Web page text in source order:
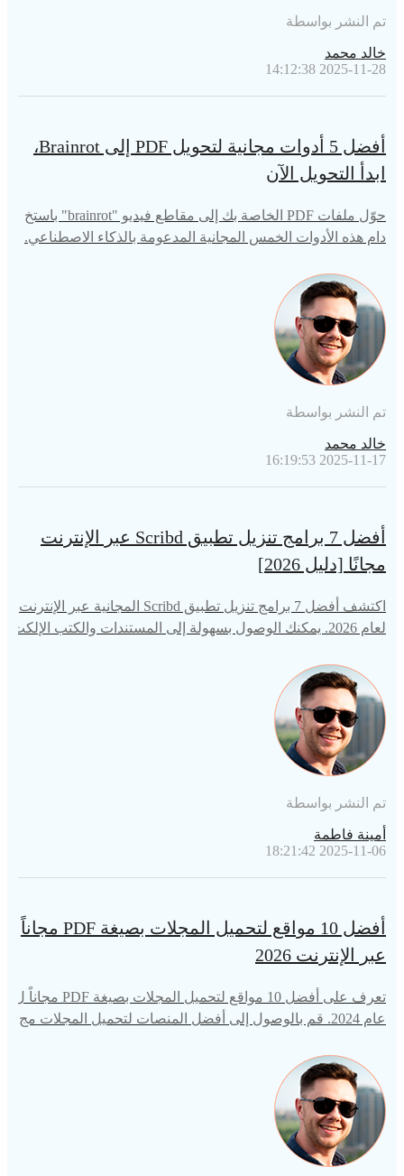
تم النشر بواسطة
خالد محمد
2025-11-28 14:12:38
أفضل 5 أدوات مجانية لتحويل PDF إلى Brainrot،
ابدأ التحويل الآن
حوّل ملفات PDF الخاصة بك إلى مقاطع فيديو "brainrot" باستخ
دام هذه الأدوات الخمس المجانية المدعومة بالذكاء الاصطناعي.
تم النشر بواسطة
خالد محمد
2025-11-17 16:19:53
أفضل 7 برامج تنزيل تطبيق Scribd عبر الإنترنت
مجانًا [دليل 2026]
اكتشف أفضل 7 برامج تنزيل تطبيق Scribd المجانية عبر الإنترنت
لعام 2026. يمكنك الوصول بسهولة إلى المستندات والكتب الإلكت
تم النشر بواسطة
أمينة فاطمة
2025-11-06 18:21:42
أفضل 10 مواقع لتحميل المجلات بصيغة PDF مجاناً
عبر الإنترنت 2026
تعرف على أفضل 10 مواقع لتحميل المجلات بصيغة PDF مجاناً ل
عام 2024. قم بالوصول إلى أفضل المنصات لتحميل المجلات مج